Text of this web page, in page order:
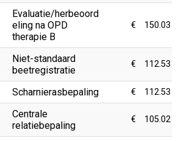
Evaluatie/herbeoord
eling na OPD
therapie B
€ 150.03
Niet-standaard
beetregistratie
€ 112.53
Scharnierasbepaling € 112.53
Centrale
relatiebepaling
€ 105.02